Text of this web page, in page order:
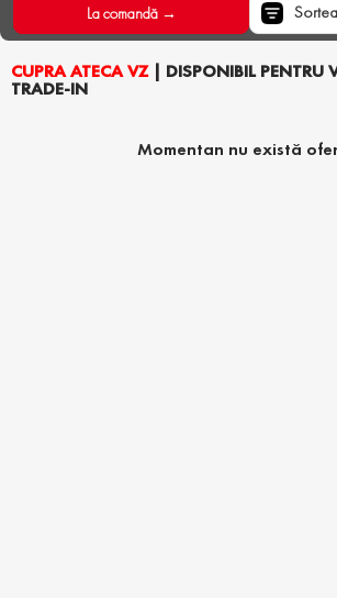
CUPRA ATECA VZ| DISPONIBIL PENTRU
TRADE-IN
La comandă →
Momentan nu există